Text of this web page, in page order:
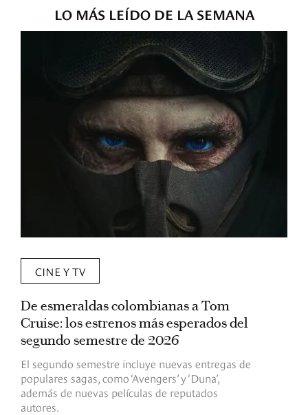
LO MÁS LEÍDO DE LA SEMANA
CINE Y TV
De esmeraldas colombianas a Tom
Cruise: los estrenos más esperados del
segundo semestre de 2026
El segundo semestre incluye nuevas entregas de
populares sagas, como ‘Avengers’ y ‘Duna’,
además de nuevas películas de reputados
autores.